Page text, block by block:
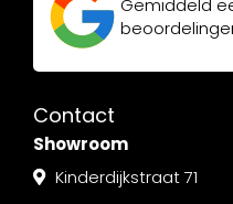
Gemiddeld
Contact
Showroom
Kinderdijkstraat 71